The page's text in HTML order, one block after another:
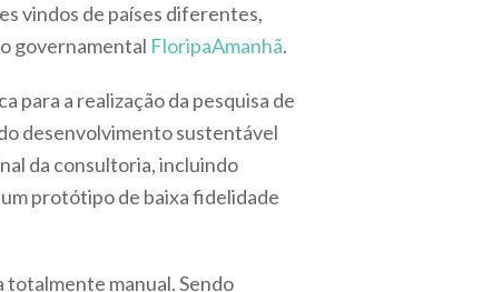
vindos de países diferentes,
governamental FloripaAmanhã.
para a realização da pesquisa de
desenvolvimento sustentável
da consultoria, incluindo
protótipo de baixa fidelidade
totalmente manual. Sendo